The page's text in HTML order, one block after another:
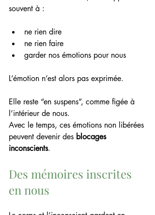
souvent à :
ne rien dire
ne rien faire
garder nos émotions pour nous
L’émotion n’est alors pas exprimée.
Elle reste “en suspens”, comme figée à
l’intérieur de nous.
Avec le temps, ces émotions non libérées
peuvent devenir des blocages
inconscients.
Des mémoires inscrites
en nous